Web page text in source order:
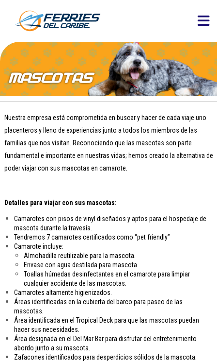
Nuestra empresa está comprometida en buscar y hacer de cada viaje uno
placenteros y lleno de experiencias junto a todos los miembros de las
familias que nos visitan. Reconociendo que las mascotas son parte
fundamental e importante en nuestras vidas; hemos creado la alternativa de
poder viajar con sus mascotas en camarote.
Detalles para viajar con sus mascotas:
Camarotes con pisos de vinyl diseñados y aptos para el hospedaje de
mascota durante la travesía.
Tendremos 7 camarotes certificados como “pet friendly”
Camarote incluye:
Almohadilla reutilizable para la mascota.
Envase con agua destilada para mascota.
Toallas húmedas desinfectantes en el camarote para limpiar
cualquier accidente de las mascotas.
Camarotes altamente higienizados.
Áreas identificadas en la cubierta del barco para paseo de las
mascotas.
Área identificada en el Tropical Deck para que las mascotas puedan
hacer sus necesidades.
Área designada en el Del Mar Bar para disfrutar del entretenimiento
abordo junto a su mascota.
Zafacones identificados para desperdicios sólidos de la mascota.